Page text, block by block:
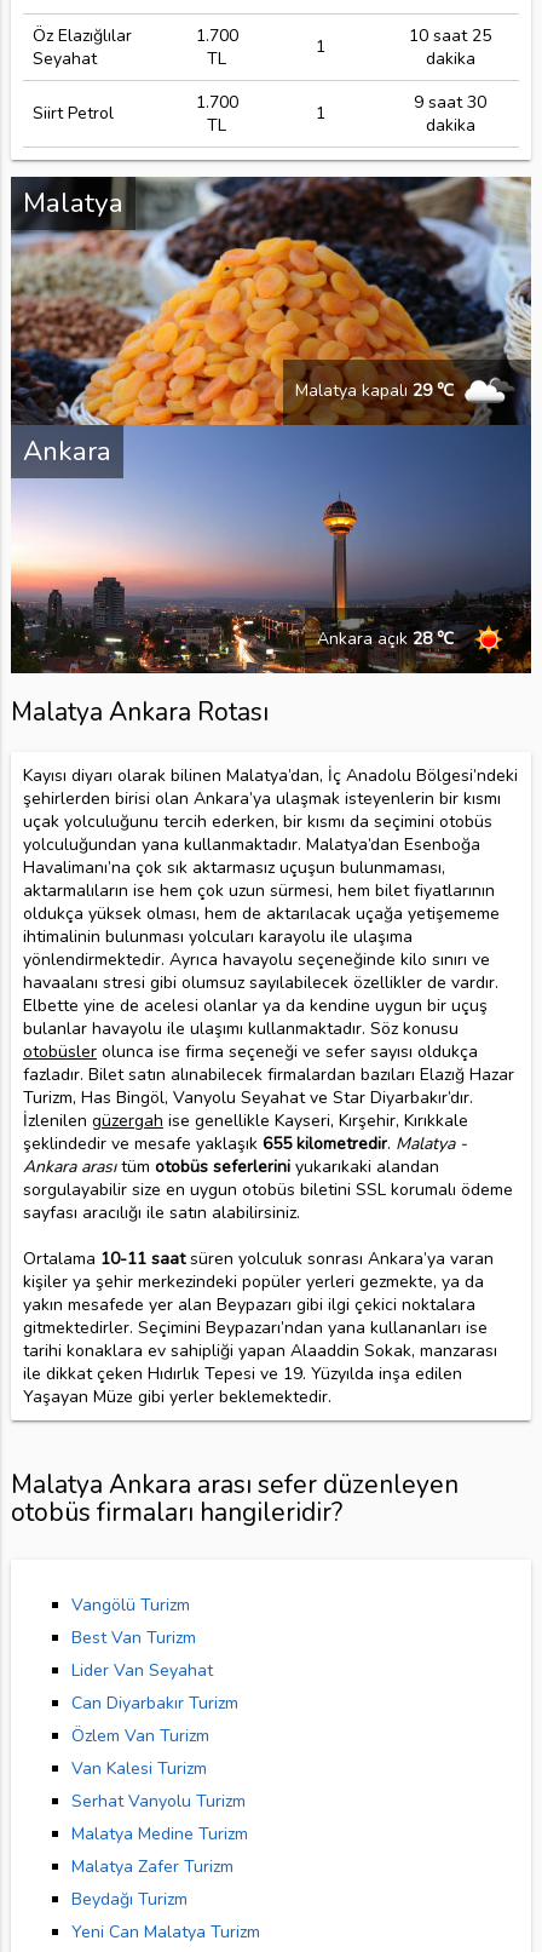
Öz Elazığlılar
Seyahat
1.700
TL
1
10 saat 25
dakika
Siirt Petrol
1.700
TL
1
9 saat 30
dakika
Malatya
Malatya kapalı 29 ℃
Ankara
Ankara açık28 ℃
Malatya Ankara Rotası
Kayısı diyarı olarak bilinen Malatya’dan, İç Anadolu Bölgesi’ndeki
şehirlerden birisi olan Ankara’ya ulaşmak isteyenlerin bir kısmı
uçak yolculuğunu tercih ederken, bir kısmı da seçimini otobüs
yolculuğundan yana kullanmaktadır. Malatya’dan Esenboğa
Havalimanı’na çok sık aktarmasız uçuşun bulunmaması,
aktarmalıların ise hem çok uzun sürmesi, hem bilet fiyatlarının
oldukça yüksek olması, hem de aktarılacak uçağa yetişememe
ihtimalinin bulunması yolcuları karayolu ile ulaşıma
yönlendirmektedir. Ayrıca havayolu seçeneğinde kilo sınırı ve
havaalanı stresi gibi olumsuz sayılabilecek özellikler de vardır.
Elbette yine de acelesi olanlar ya da kendine uygun bir uçuş
bulanlar havayolu ile ulaşımı kullanmaktadır. Söz konusu
otobüslerolunca ise firma seçeneği ve sefer sayısı oldukça
fazladır. Bilet satın alınabilecek firmalardan bazıları Elazığ Hazar
Turizm, Has Bingöl, Vanyolu Seyahat ve Star Diyarbakır’dır.
İzlenilen güzergah ise genellikle Kayseri, Kırşehir, Kırıkkale
şeklindedir ve mesafe yaklaşık 655 kilometredir. Malatya -
Ankara arasıtüm otobüs seferleriniyukarıkaki alandan
sorgulayabilir size en uygun otobüs biletini SSL korumalı ödeme
sayfası aracılığı ile satın alabilirsiniz.
Ortalama 10-11 saatsüren yolculuk sonrası Ankara’ya varan
kişiler ya şehir merkezindeki popüler yerleri gezmekte, ya da
yakın mesafede yer alan Beypazarı gibi ilgi çekici noktalara
gitmektedirler. Seçimini Beypazarı’ndan yana kullananları ise
tarihi konaklara ev sahipliği yapan Alaaddin Sokak, manzarası
ile dikkat çeken Hıdırlık Tepesi ve 19. Yüzyılda inşa edilen
Yaşayan Müze gibi yerler beklemektedir.
Malatya Ankara arası sefer düzenleyen
otobüs firmaları hangileridir?
Vangölü Turizm
Best Van Turizm
Lider Van Seyahat
Can Diyarbakır Turizm
Özlem Van Turizm
Van Kalesi Turizm
Serhat Vanyolu Turizm
Malatya Medine Turizm
Malatya Zafer Turizm
Beydağı Turizm
Yeni Can Malatya Turizm